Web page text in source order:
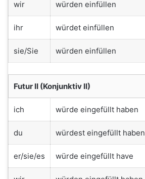
wir würden einfüllen
ihr würdet einfüllen
sie/Sie würden einfüllen
Futur II (Konjunktiv II)
ich würde eingefüllt haben
du würdest eingefüllt haben
er/sie/es würde eingefüllt have